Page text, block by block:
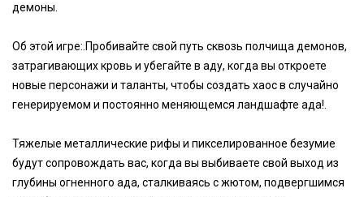
демоны.
Об этой игре:.Пробивайте свой путь сквозь полчища демонов,
затрагивающих кровь и убегайте в аду, когда вы откроете
новые персонажи и таланты, чтобы создать хаос в случайно
генерируемом и постоянно меняющемся ландшафте ада!.
Тяжелые металлические рифы и пикселированное безумие
будут сопровождать вас, когда вы выбиваете свой выход из
глубины огненного ада, сталкиваясь с жютом, подвергшимся